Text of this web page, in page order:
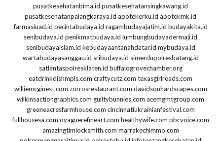
pusatkesehatanbima.id pusatkesehatansingkawang.id
pusatkesehatanpalangkaraya.id apotekerku.id apotekmk.id
farmasiuad.id pecintabudaya.id ragambudayajatim.id budayakita.id
senibudaya.id penikmatbudaya.id lumbungbudayadermaji.id
senibudayaislam.id kebudayaantanahdatar.id mybudaya.id
wartabudayasanggau.id sribudaya.id simerdupolresbatang.id
satlantaspolresklaten.id buffalogrovechamber.org
eatdrinkdishmpls.com craftycutz.com texasgirlreads.com
williemcginest.com zorrosrestaurant.com davidsonhardscapes.com
wilkinsactiongraphics.com guiltybunnies.com acemgmtgroup.com
greeneacresfarmhouse.com cincinnatiukrainianfestival.com
fullhousesa.com oyaguerefineart.com healthywife.com pbcvoice.com
amazingtimlocksmith.com marrakechimmo.com